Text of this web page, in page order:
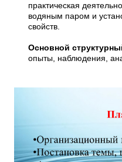
практическая
водяным паром и
свойств.
Основной
опыты, наблюдения,